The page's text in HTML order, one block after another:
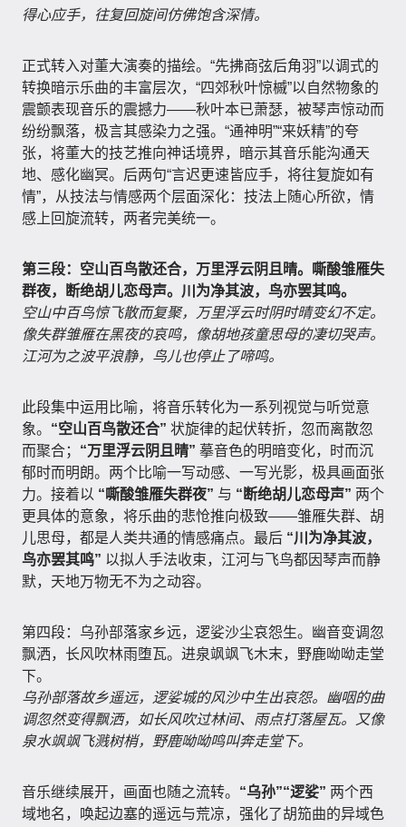
得心应手，往复回旋间仿佛饱含深情。
正式转入对董大演奏的描绘。“先拂商弦后角羽”以调式的
转换暗示乐曲的丰富层次，“四郊秋叶惊槭”以自然物象的
震颤表现音乐的震撼力——秋叶本已萧瑟，被琴声惊动而
纷纷飘落，极言其感染力之强。“通神明”“来妖精”的夸
张，将董大的技艺推向神话境界，暗示其音乐能沟通天
地、感化幽冥。后两句“言迟更速皆应手，将往复旋如有
情”，从技法与情感两个层面深化：技法上随心所欲，情
感上回旋流转，两者完美统一。
第三段：空山百鸟散还合，万里浮云阴且晴。嘶酸雏雁失
群夜，断绝胡儿恋母声。川为净其波，鸟亦罢其鸣。
空山中百鸟惊飞散而复聚，万里浮云时阴时晴变幻不定。
像失群雏雁在黑夜的哀鸣，像胡地孩童思母的凄切哭声。
江河为之波平浪静，鸟儿也停止了啼鸣。
此段集中运用比喻，将音乐转化为一系列视觉与听觉意
象。 “空山百鸟散还合” 状旋律的起伏转折，忽而离散忽
而聚合； “万里浮云阴且晴” 摹音色的明暗变化，时而沉
郁时而明朗。两个比喻一写动感、一写光影，极具画面张
力。接着以 “嘶酸雏雁失群夜” 与 “断绝胡儿恋母声” 两个
更具体的意象，将乐曲的悲怆推向极致——雏雁失群、胡
儿思母，都是人类共通的情感痛点。最后 “川为净其波，
鸟亦罢其鸣” 以拟人手法收束，江河与飞鸟都因琴声而静
默，天地万物无不为之动容。
第四段：乌孙部落家乡远，逻娑沙尘哀怨生。幽音变调忽
飘洒，长风吹林雨堕瓦。进泉飒飒飞木末，野鹿呦呦走堂
下。
乌孙部落故乡遥远，逻娑城的风沙中生出哀怨。幽咽的曲
调忽然变得飘洒，如长风吹过林间、雨点打落屋瓦。又像
泉水飒飒飞溅树梢，野鹿呦呦鸣叫奔走堂下。
音乐继续展开，画面也随之流转。 “乌孙”“逻娑” 两个西
域地名，唤起边塞的遥远与荒凉，强化了胡笳曲的异域色